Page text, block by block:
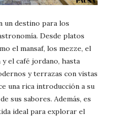
un destino para los
Desde platos
el mansaf, los mezze, el
el café jordano, hasta
y terrazas con vistas
una rica introducción a su
sus sabores. Además, es
ideal para explorar el